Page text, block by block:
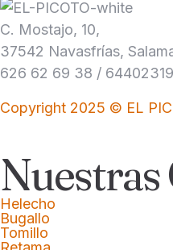
C. Mostajo, 10,
37542 Navasfrías,
626 62 69 38 /
Copyright 2025 © EL
Nuestras
Helecho
Bugallo
Tomillo